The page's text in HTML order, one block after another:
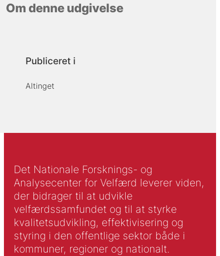
Om denne udgivelse
Publiceret i
Altinget
Det Nationale Forsknings- og
Analysecenter for Velfærd leverer viden,
der bidrager til at udvikle
velfærdssamfundet og til at styrke
kvalitetsudvikling, effektivisering og
styring i den offentlige sektor både i
kommuner, regioner og nationalt.